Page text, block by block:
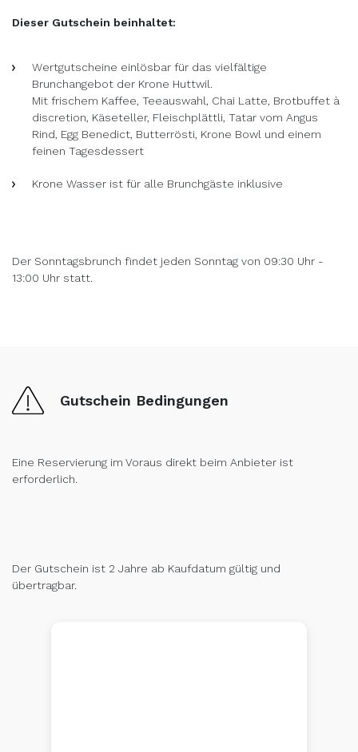
Dieser Gutschein beinhaltet:
Wertgutscheine einlösbar für das vielfältige
Brunchangebot der Krone Huttwil.
Mit frischem Kaffee, Teeauswahl, Chai Latte, Brotbuffet à
discretion, Käseteller, Fleischplättli, Tatar vom Angus
Rind, Egg Benedict, Butterrösti, Krone Bowl und einem
feinen Tagesdessert
Krone Wasser ist für alle Brunchgäste inklusive
Der Sonntagsbrunch findet jeden Sonntag von 09:30 Uhr -
13:00 Uhr statt.
Gutschein Bedingungen
Eine Reservierung im Voraus direkt beim Anbieter ist
erforderlich.
Der Gutschein ist 2 Jahre ab Kaufdatum gültig und
übertragbar.